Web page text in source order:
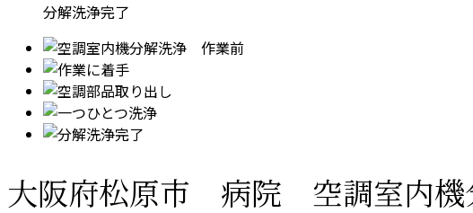
分解洗浄完了
大阪府松原市 病院 空調室内機